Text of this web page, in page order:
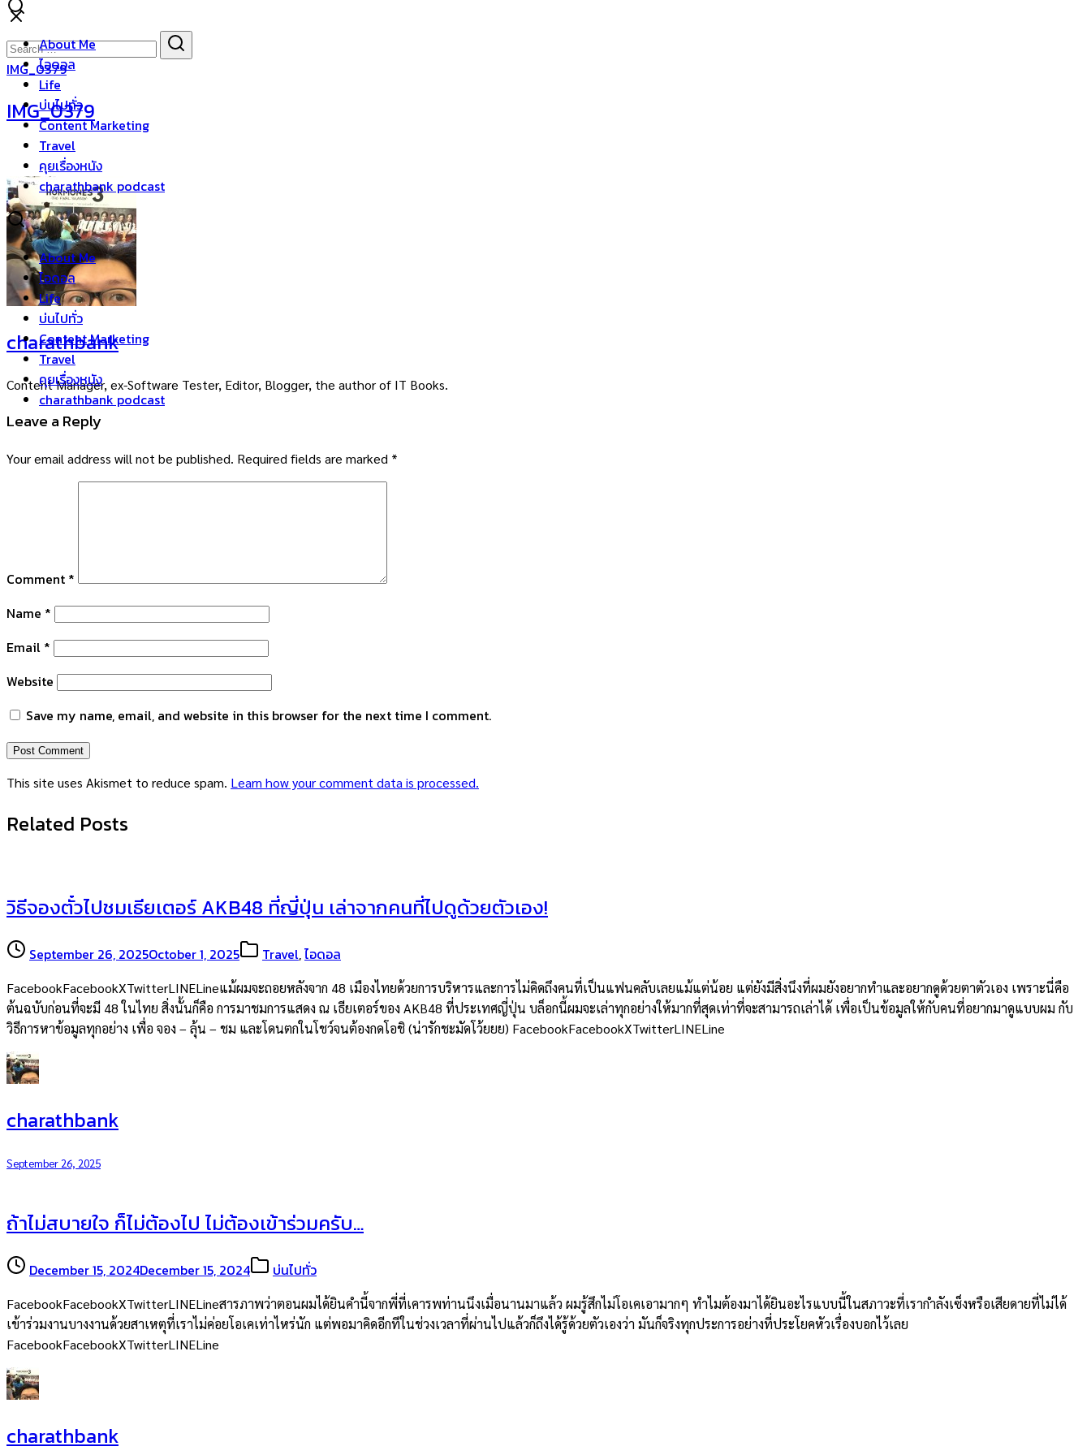
Skip
content
About Me
ไอดอล
Life
บ่นไปทั่ว
Content Marketing
Travel
คุยเรื่องหนัง
charathbank podcast
About Me
ไอดอล
Life
บ่นไปทั่ว
Content Marketing
Travel
คุยเรื่องหนัง
charathbank podcast
Search
for:
IMG_0379
IMG_0379
charathbank
Content Manager, ex-Software Tester, Editor, Blogger, the author of IT Books.
Leave a Reply
Your email address will not be published. Required fields are marked *
Comment *
Name *
Email *
Website
Save my name, email, and website in this browser for the next time I comment.
This site uses Akismet to reduce spam. Learn how your comment data is processed.
Related Posts
วิธีจองตั๋วไปชมเธียเตอร์ AKB48 ที่ญี่ปุ่น เล่าจากคนที่ไปดูด้วยตัวเอง!
September 26, 2025October 1, 2025 Travel,ไอดอล
FacebookFacebookXTwitterLINELineแม้ผมจะถอยหลังจาก 48 เมืองไทยด้วยการบริหารและการไม่คิดถึงคนที่เป็นแฟนคลับเลยแม้แต่น้อย แต่ยังมีสิ่งนึงที่ผมยังอยากทำและอยากดูด้วยตาตัวเอง เพราะนี่คือ
ต้นฉบับก่อนที่จะมี 48 ในไทย สิ่งนั้นก็คือ การมาชมการแสดง ณ เธียเตอร์ของ AKB48 ที่ประเทศญี่ปุ่น บล็อกนี้ผมจะเล่าทุกอย่างให้มากที่สุดเท่าที่จะสามารถเล่าได้ เพื่อเป็นข้อมูลให้กับคนที่อยากมาดูแบบผม กับ
วิธีการหาข้อมูลทุกอย่าง เพื่อ จอง – ลุ้น – ชม และโดนตกในโชว์จนต้องกดโอชิ (น่ารักชะมัดโว้ยยย) FacebookFacebookXTwitterLINELine
charathbank
September 26, 2025
ถ้าไม่สบายใจ ก็ไม่ต้องไป ไม่ต้องเข้าร่วมครับ…
December 15, 2024December 15, 2024 บ่นไปทั่ว
FacebookFacebookXTwitterLINELineสารภาพว่าตอนผมได้ยินคำนี้จากพี่ที่เคารพท่านนึงเมื่อนานมาแล้ว ผมรู้สึกไม่โอเคเอามากๆ ทำไมต้องมาได้ยินอะไรแบบนี้ในสภาวะที่เรากำลังเซ็งหรือเสียดายที่ไม่ได้
เข้าร่วมงานบางงานด้วยสาเหตุที่เราไม่ค่อยโอเคเท่าไหร่นัก แต่พอมาคิดอีกทีในช่วงเวลาที่ผ่านไปแล้วก็ถึงได้รู้ด้วยตัวเองว่า มันก็จริงทุกประการอย่างที่ประโยคหัวเรื่องบอกไว้เลย
FacebookFacebookXTwitterLINELine
charathbank